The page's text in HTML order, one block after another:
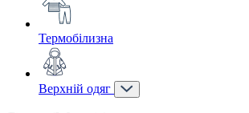
Термобілизна
Верхній одяг